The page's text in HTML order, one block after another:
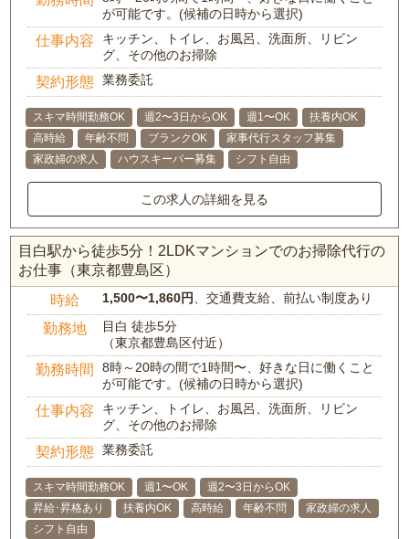
が可能です。(候補の日時から選択)
仕事内容
キッチン、トイレ、お風呂、洗面所、リビン
グ、その他のお掃除
契約形態 業務委託
スキマ時間勤務OK 週2〜3日からOK 週1〜OK
扶養内OK
高時給
年齢不問 ブランクOK
家事代行スタッフ募集
家政婦の求人
ハウスキーパー募集 シフト自由
この求人の詳細を見る
目白駅から徒歩5分！2LDKマンションでのお掃除代行の
お仕事（東京都豊島区）
時給 1,500〜1,860円 、交通費支給、前払い制度あり
勤務地
目白 徒歩5分
（東京都豊島区付近）
勤務時間
8時～20時の間で1時間〜、好きな日に働くこと
が可能です。(候補の日時から選択)
仕事内容
キッチン、トイレ、お風呂、洗面所、リビン
グ、その他のお掃除
契約形態 業務委託
スキマ時間勤務OK 週1〜OK
週2〜3日からOK
昇給･昇格あり
扶養内OK 高時給 年齢不問
家政婦の求人
シフト自由